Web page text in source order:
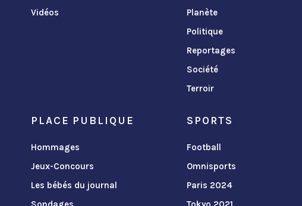
Vidéos
Planète
Politique
Reportages
Société
Terroir
PLACE PUBLIQUE
Hommages
Jeux-Concours
Les bébés du journal
SPORTS
Football
Omnisports
Paris 2024